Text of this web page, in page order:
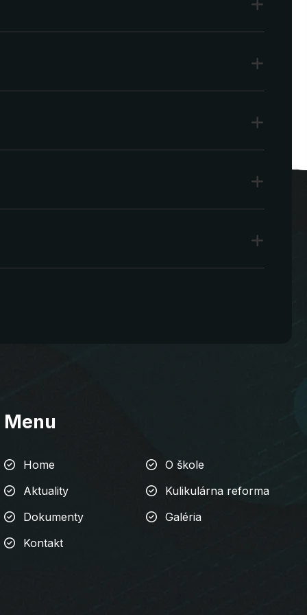
Menu
Home
O škole
Aktuality
Kulikulárna reforma
Dokumenty
Galéria
Kontakt